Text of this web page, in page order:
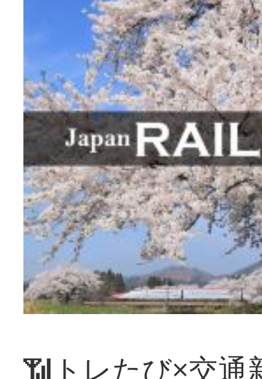
📶トレたび×交通